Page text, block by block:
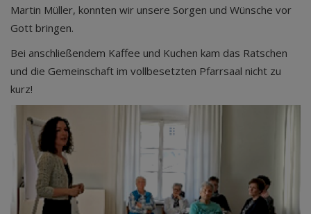
Martin Müller, konnten wir unsere Sorgen und Wünsche vor
Gott bringen.
Bei anschließendem Kaffee und Kuchen kam das Ratschen
und die Gemeinschaft im vollbesetzten Pfarrsaal nicht zu
kurz!